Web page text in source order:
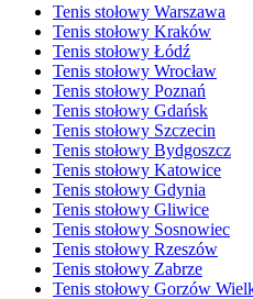
Tenis stołowy Warszawa
Tenis stołowy Kraków
Tenis stołowy Łódź
Tenis stołowy Wrocław
Tenis stołowy Poznań
Tenis stołowy Gdańsk
Tenis stołowy Szczecin
Tenis stołowy Bydgoszcz
Tenis stołowy Katowice
Tenis stołowy Gdynia
Tenis stołowy Gliwice
Tenis stołowy Sosnowiec
Tenis stołowy Rzeszów
Tenis stołowy Zabrze
Tenis stołowy Gorzów